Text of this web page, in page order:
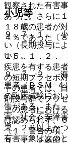
観察された有害
あった。さらに
１８歳の患者が
４％であった〔
１５．１．２．
疾患を有する患
の短期プラセボ
下の患者では、
剤投与群でプラ
上の患者におけ
は認められず、
〔１．警告の項
小児等
９．７．１．
い（長期投与に
い）。
９．７．２． 海
患者（ＤＳＭ−４
の臨床試験にお
告がある。また
害、社会不安障
果、２％以上か
有害事象は次の